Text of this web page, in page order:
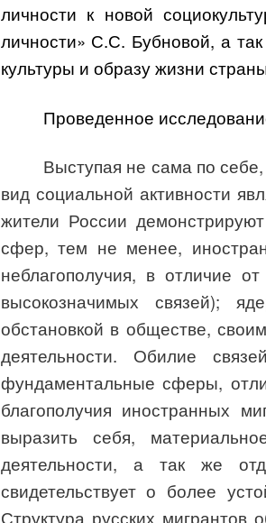
личности к новой
личности» С.С. Бубновой, а
культуры и образу жизни
Проведенное
Выступая не сама по
вид социальной активности
жители России
сфер, тем не менее,
неблагополучия, в отличие
высокозначимых связей);
обстановкой в обществе,
деятельности. Обилие
фундаментальные сферы,
благополучия иностранных
выразить себя,
деятельности, а так же
свидетельствует о более
Структура русских